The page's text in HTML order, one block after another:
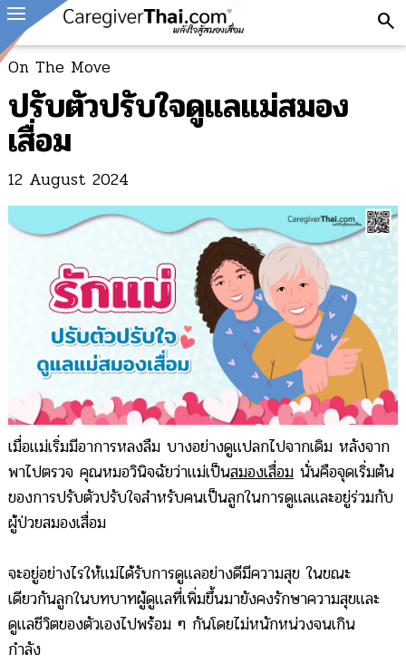
search
On The Move
ปรับตัวปรับใจดูแลแม่สมอง
เสื่อม
12 August 2024
เมื่อแม่เริ่มมีอาการหลงลืม บางอย่างดูแปลกไปจากเดิม หลังจาก
พาไปตรวจ คุณหมอวินิจฉัยว่าแม่เป็นสมองเสื่อมนั่นคือจุดเริ่มต้น
ของการปรับตัวปรับใจสำหรับคนเป็นลูกในการดูแลและอยู่ร่วมกับ
ผู้ป่วยสมองเสื่อม
จะอยู่อย่างไรให้แม่ได้รับการดูแลอย่างดีมีความสุข ในขณะ
เดียวกันลูกในบทบาทผู้ดูแลที่เพิ่มขึ้นมายังคงรักษาความสุขและ
ดูแลชีวิตของตัวเองไปพร้อม ๆ กันโดยไม่หนักหน่วงจนเกิน
กำลัง